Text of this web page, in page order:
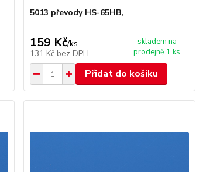
5013 převody HS-65HB,
159 Kč/ks
131 Kč bez DPH
skladem na
prodejně 1 ks
Přidat do košíku